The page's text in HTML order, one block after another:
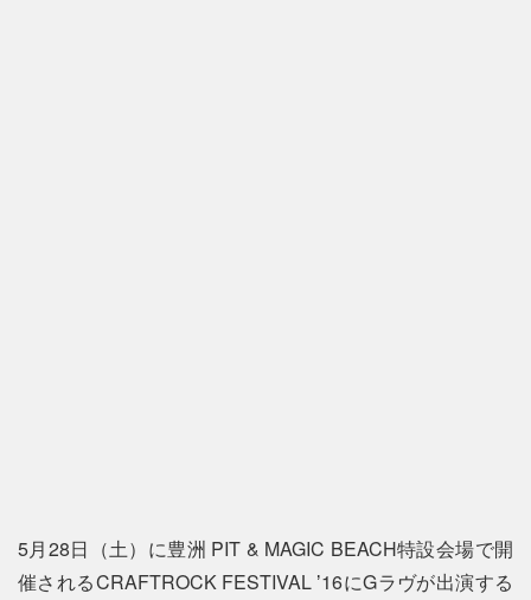
5月28日（土）に豊洲 PIT & MAGIC BEACH特設会場で開
催されるCRAFTROCK FESTIVAL ʼ16にGラヴが出演する